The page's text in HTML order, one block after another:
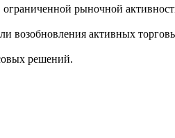
ограниченной рыночной
возобновления активных
решений.